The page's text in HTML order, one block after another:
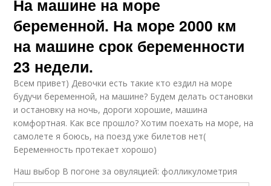
На машине на море
беременной. На море 2000 км
на машине срок беременности
23 недели.
Всем привет) Девочки есть такие кто ездил на море
будучи беременной, на машине? Будем делать остановки
и остановку на ночь, дороги хорошие, машина
комфортная. Как все прошло? Хотим поехать на море, на
самолете я боюсь, на поезд уже билетов нет(
Беременность протекает хорошо)
Наш выбор В погоне за овуляцией: фолликулометрия